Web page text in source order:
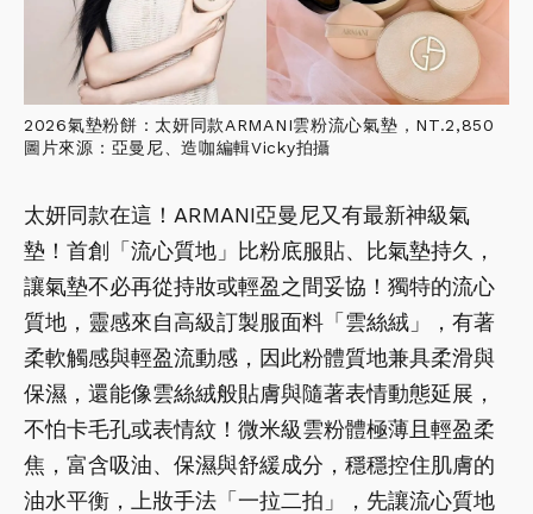
2026氣墊粉餅：太妍同款ARMANI雲粉流心氣墊，NT.2,850
圖片來源：亞曼尼、造咖編輯Vicky拍攝
太妍同款在這！ARMANI亞曼尼又有最新神級氣
墊！首創「流心質地」比粉底服貼、比氣墊持久，
讓氣墊不必再從持妝或輕盈之間妥協！獨特的流心
質地，靈感來自高級訂製服面料「雲絲絨」，有著
柔軟觸感與輕盈流動感，因此粉體質地兼具柔滑與
保濕，還能像雲絲絨般貼膚與隨著表情動態延展，
不怕卡毛孔或表情紋！微米級雲粉體極薄且輕盈柔
焦，富含吸油、保濕與舒緩成分，穩穩控住肌膚的
油水平衡，上妝手法「一拉二拍」，先讓流心質地